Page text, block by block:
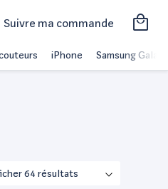
Suivre ma commande
iPhone Samsung Galaxy